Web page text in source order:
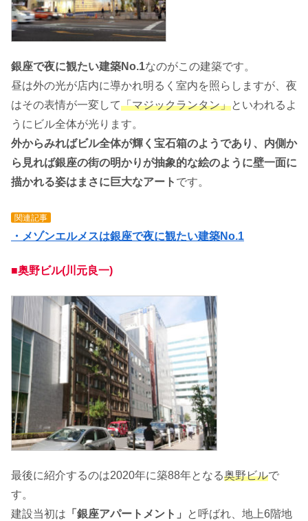
銀座で夜に観たい建築No.1なのがこの建築です。
昼は外の光が店内に導かれ明るく室内を照らしますが、夜
はその表情が一変して「マジックランタン」といわれるよ
うにビル全体が光ります。
外からみればビル全体が輝く宝石箱のようであり、内側か
ら見れば銀座の街の明かりが抽象的な絵のように壁一面に
描かれる姿はまさに巨大なアート です。
関連記事
・メゾンエルメスは銀座で夜に観たい建築No.1
■奥野ビル(川元良一)
最後に紹介するのは2020年に築88年となる奥野ビルで
す。
建設当初は 「銀座アパートメント」
と呼ばれ、地上6階地